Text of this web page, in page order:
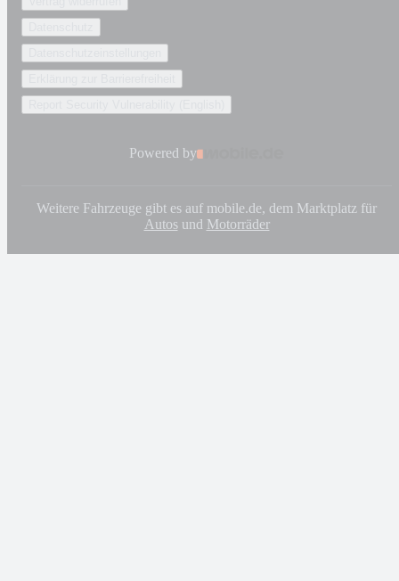
Powered by
Weitere Fahrzeuge gibt es auf mobile.de, dem Marktplatz für
Autosund Motorräder